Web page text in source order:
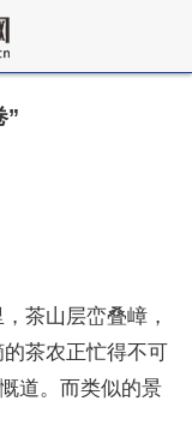
”
茶山层峦叠嶂，
茶农正忙得不可
道。而类似的景